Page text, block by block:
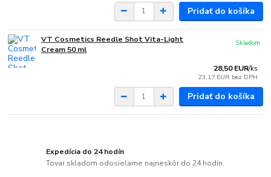
Pridať do košíka
VT Cosmetics Reedle Shot Vita-Light
Cream 50 ml
28,50 EUR/ks
23,17 EUR bez DPH
Skladom
Pridať do košíka
Expedícia do 24 hodín
Tovar skladom odosielame najneskôr do 24 hodín.